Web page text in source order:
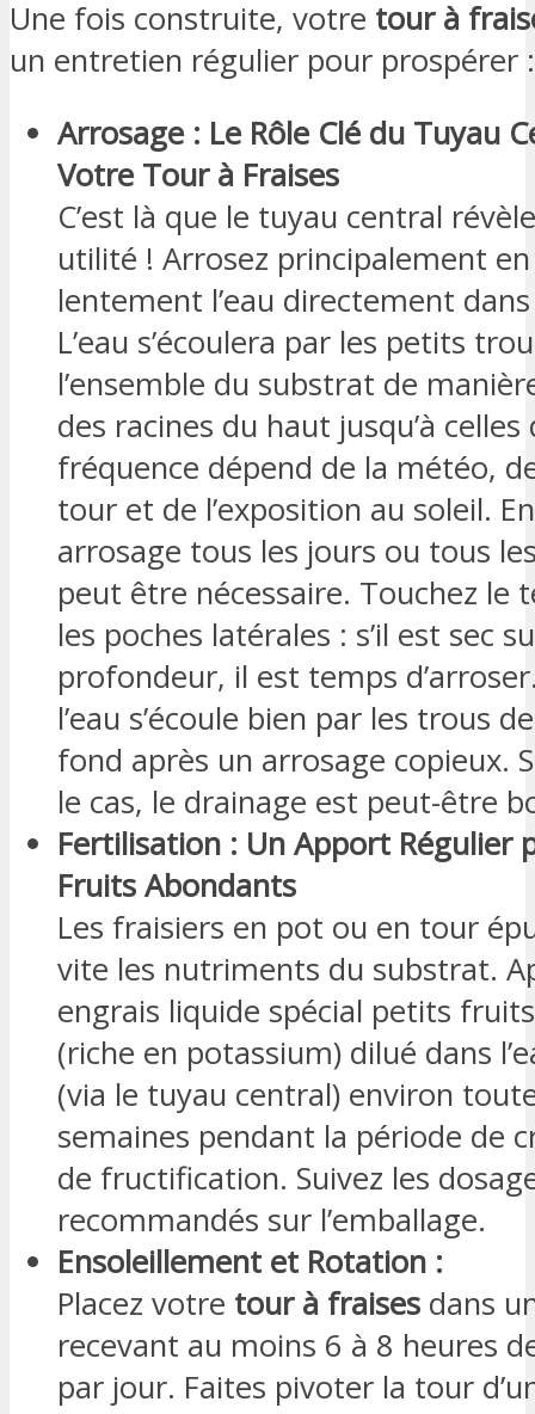
Une fois construite, votre tour à
un entretien régulier pour prospérer :
Arrosage : Le Rôle Clé du Tuyau
Votre Tour à Fraises
C’est là que le tuyau central
utilité ! Arrosez principalement
lentement l’eau directement
L’eau s’écoulera par les petits
l’ensemble du substrat de
des racines du haut jusqu’à celles
fréquence dépend de la météo,
tour et de l’exposition au soleil.
arrosage tous les jours ou tous
peut être nécessaire. Touchez le
les poches latérales : s’il est sec
profondeur, il est temps
l’eau s’écoule bien par les trous
fond après un arrosage copieux.
le cas, le drainage est peut-être
Fertilisation : Un Apport Régulier
Fruits Abondants
Les fraisiers en pot ou en tour
vite les nutriments du substrat.
engrais liquide spécial petits
(riche en potassium) dilué dans
(via le tuyau central) environ
semaines pendant la période de
de fructification. Suivez les
recommandés sur l’emballage.
Ensoleillement et Rotation :
Placez votre tour à fraises dans
recevant au moins 6 à 8 heures
par jour. Faites pivoter la tour